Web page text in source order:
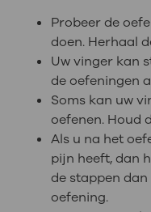
Probeer de
doen. Herhaal
Uw vinger kan
de oefeningen
Soms kan uw
oefenen. Houd
Als u na het
pijn heeft, dan
de stappen
oefening.